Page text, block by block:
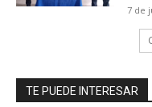
7 de
TE PUEDE INTERESAR